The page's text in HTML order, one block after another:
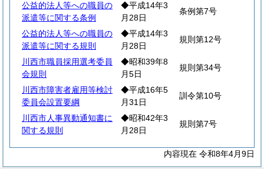
公益的法人等への職員の
派遣等に関する条例
◆平成14年3
月28日
条例第7号
公益的法人等への職員の
派遣等に関する規則
◆平成14年3
月28日
規則第12号
川西市職員採用選考委員
会規則
◆昭和39年8
月5日
規則第34号
川西市障害者雇用等検討
委員会設置要綱
◆平成16年5
月31日
訓令第10号
川西市人事異動通知書に
関する規則
◆昭和42年3
月28日
規則第7号
内容現在 令和8年4月9日